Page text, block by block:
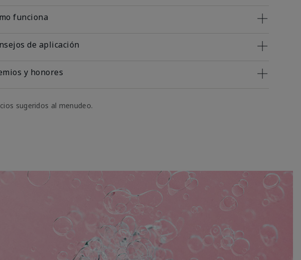
funciona
de aplicación
y honores
sugeridos al menudeo.